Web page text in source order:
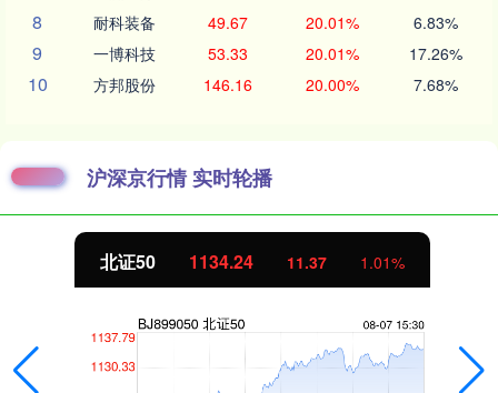
8 耐科装备 49.67 20.01% 6.83%
9 一博科技 53.33 20.01% 17.26%
10 方邦股份 146.16 20.00% 7.68%
沪深京行情 实时轮播
北证50 1134.24 11.37 1.01%